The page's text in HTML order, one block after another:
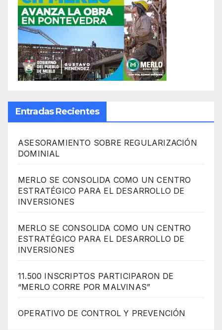
Entradas Recientes
ASESORAMIENTO SOBRE REGULARIZACIÓN
DOMINIAL
MERLO SE CONSOLIDA COMO UN CENTRO
ESTRATÉGICO PARA EL DESARROLLO DE
INVERSIONES
MERLO SE CONSOLIDA COMO UN CENTRO
ESTRATÉGICO PARA EL DESARROLLO DE
INVERSIONES
11.500 INSCRIPTOS PARTICIPARON DE
“MERLO CORRE POR MALVINAS”
OPERATIVO DE CONTROL Y PREVENCIÓN